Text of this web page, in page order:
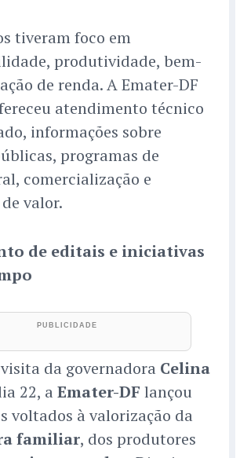
tiveram foco em
produtividade, bem-
de renda. A Emater-DF
atendimento técnico
informações sobre
programas de
comercialização e
valor.
de editais e iniciativas
da governadora Celina
22, a Emater-DFlançou
voltados à valorização da
familiar, dos produtores